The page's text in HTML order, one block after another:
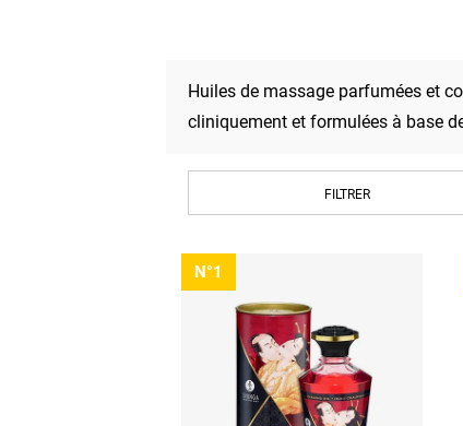
Huiles de massage parfumées et
cliniquement et formulées à base
FILTRER
N°1